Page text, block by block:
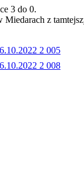
3 do 0.
Miedarach z